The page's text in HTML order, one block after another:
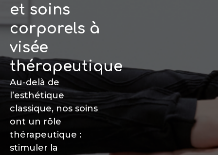
et soins
corporels à
visée
thérapeutique
Au-delà de
l’esthétique
classique, nos soins
ont un rôle
thérapeutique :
stimuler la